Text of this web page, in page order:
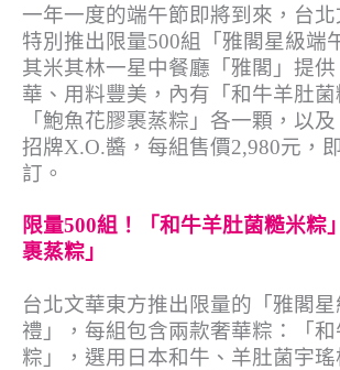
一年一度的端午節即將到來，台
特別推出限量500組「雅閣星級端
其米其林一星中餐廳「雅閣」提
華、用料豐美，內有「和牛羊肚
「鮑魚花膠裹蒸粽」各一顆，以
招牌X.O.醬，每組售價2,980元，
訂。
限量500組！「和牛羊肚菌糙米粽
裹蒸粽」
台北文華東方推出限量的「雅閣
禮」，每組包含兩款奢華粽：「
粽」，選用日本和牛、羊肚菌宇